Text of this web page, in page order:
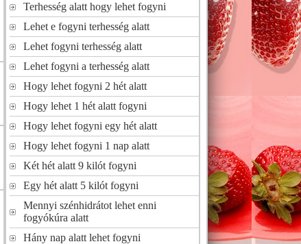
Terhesség alatt hogy lehet fogyni
Lehet e fogyni terhesség alatt
Lehet fogyni terhesség alatt
Lehet fogyni a terhesség alatt
Hogy lehet fogyni 2 hét alatt
Hogy lehet 1 hét alatt fogyni
Hogy lehet fogyni egy hét alatt
Hogy lehet fogyni 1 nap alatt
Két hét alatt 9 kilót fogyni
Egy hét alatt 5 kilót fogyni
Mennyi szénhidrátot lehet enni
fogyókúra alatt
Hány nap alatt lehet fogyni